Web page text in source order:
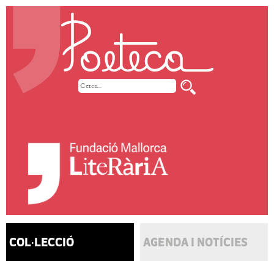
COL·LECCIÓ AGENDA I NOTÍCIES